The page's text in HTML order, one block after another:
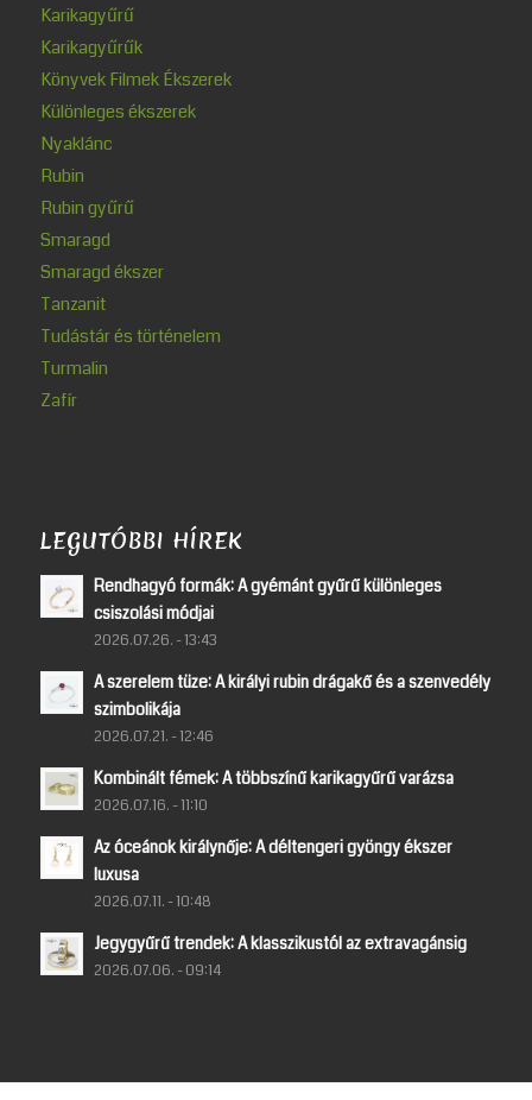
Karikagyűrű
Karikagyűrűk
Könyvek Filmek Ékszerek
Különleges ékszerek
Nyaklánc
Rubin
Rubin gyűrű
Smaragd
Smaragd ékszer
Tanzanit
Tudástár és történelem
Turmalin
Zafír
LEGUTÓBBI HÍREK
Rendhagyó formák: A gyémánt gyűrű különleges
csiszolási módjai
2026.07.26. - 13:43
A szerelem tüze: A királyi rubin drágakő és a szenvedély
szimbolikája
2026.07.21. - 12:46
Kombinált fémek: A többszínű karikagyűrű varázsa
2026.07.16. - 11:10
Az óceánok királynője: A déltengeri gyöngy ékszer
luxusa
2026.07.11. - 10:48
Jegygyűrű trendek: A klasszikustól az extravagánsig
2026.07.06. - 09:14